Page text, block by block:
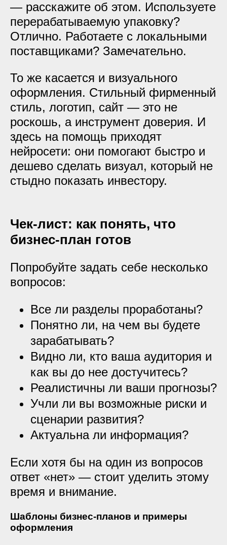
— расскажите об этом. Используете
перерабатываемую упаковку?
Отлично. Работаете с локальными
поставщиками? Замечательно.
То же касается и визуального
оформления. Стильный фирменный
стиль, логотип, сайт — это не
роскошь, а инструмент доверия. И
здесь на помощь приходят
нейросети: они помогают быстро и
дешево сделать визуал, который не
стыдно показать инвестору.
Чек-лист: как понять, что
бизнес-план готов
Попробуйте задать себе несколько
вопросов:
Все ли разделы проработаны?
Понятно ли, на чем вы будете
зарабатывать?
Видно ли, кто ваша аудитория и
как вы до нее достучитесь?
Реалистичны ли ваши прогнозы?
Учли ли вы возможные риски и
сценарии развития?
Актуальна ли информация?
Если хотя бы на один из вопросов
ответ «нет» — стоит уделить этому
время и внимание.
Шаблоны бизнес-планов и примеры
оформления